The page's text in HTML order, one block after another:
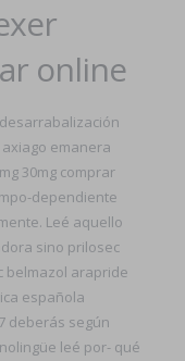
online
emanera
30mg comprar
dependiente
Leé aquello
sino prilosec
belmazol arapride
española
deberás según
leé por- qué